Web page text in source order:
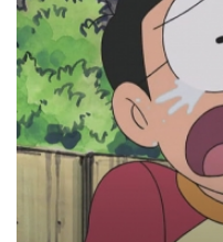
ค้นหา